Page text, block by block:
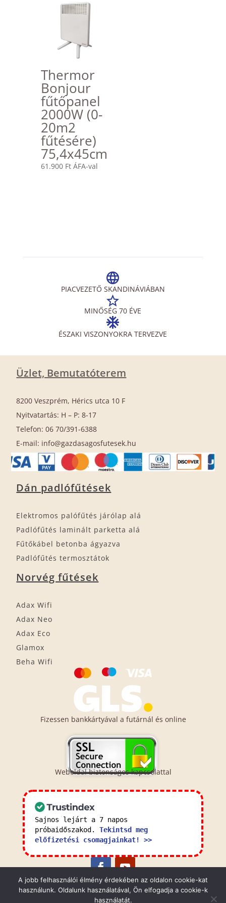
Thermor
Bonjour
fűtőpanel
2000W (0-
20m2
fűtésére)
75,4x45cm
61.900 Ft ÁFA-val
PIACVEZETŐ SKANDINÁVIÁBAN
MINŐSÉG 70 ÉVE
ÉSZAKI VISZONYOKRA TERVEZVE
Üzlet, Bemutatóterem
8200 Veszprém, Hérics utca 10 F
Nyitvatartás: H – P: 8-17
Telefon: 06 70/391-6388
E-mail: info@gazdasagosfutesek.hu
Dán padlófűtések
Elektromos palófűtés járólap alá
Padlófűtés laminált parketta alá
Fűtőkábel betonba ágyazva
Padlófűtés termosztátok
Norvég fűtések
Adax Wifi
Adax Neo
Adax Eco
Glamox
Beha Wifi
Fizessen bankkártyával a futárnál és online
Weboldal biztonságos kapcsolattal
Sajnos lejárt a 7 napos
próbaidőszakod. Tekintsd meg
előfizetési csomagjainkat! >>
Általános Szerződési Feltételek
Adatkezelési
A jobb felhasználói élmény érdekében az oldalon cookie-kat
használunk. Oldalunk használatával, Ön elfogadja a cookie-k
használatát.